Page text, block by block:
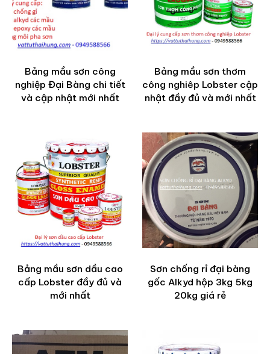
Bảng mầu sơn công
nghiệp Đại Bàng chi tiết
và cập nhật mới nhất
Bảng mầu sơn thơm
công nghiêp Lobster cập
nhật đầy đủ và mới nhất
Bảng mầu sơn dầu cao
cấp Lobster đầy đủ và
mới nhất
Sơn chống rỉ đại bàng
gốc Alkyd hộp 3kg 5kg
20kg giá rẻ